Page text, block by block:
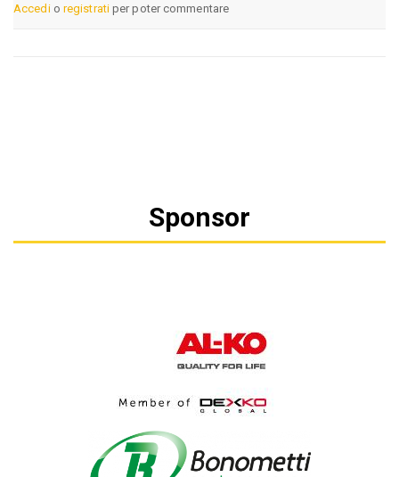
Accedio registratiper poter commentare
Sponsor